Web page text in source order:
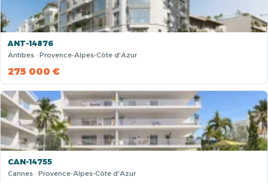
ANT-14876
Antibes · Provence-Alpes-Côte d'Azur
275 000 €
CAN-14755
Cannes · Provence-Alpes-Côte d'Azur